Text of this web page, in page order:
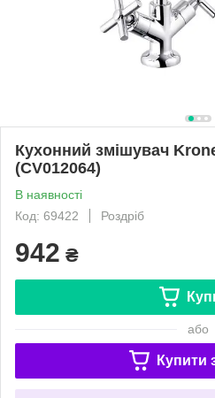
Кухонний змішувач
(CV012064)
В наявності
Код: 69422
Роздріб
942 ₴
або
Купити